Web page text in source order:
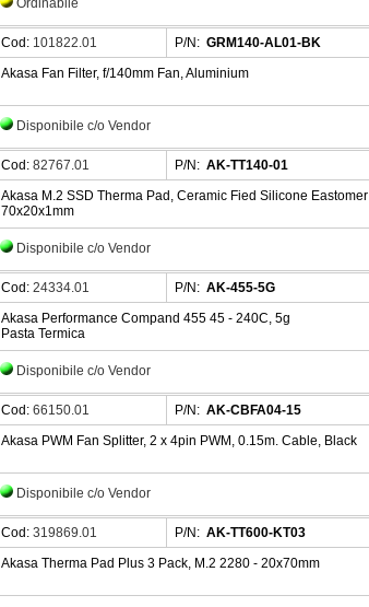
Ordinabile
Cod: 101822.01 P/N: GRM140-AL01-BK
Akasa Fan Filter, f/140mm Fan, Aluminium
Disponibile c/o Vendor
Cod:82767.01 P/N: AK-TT140-01
Akasa M.2 SSD Therma Pad, Ceramic Fied Silicone Eastomer
70x20x1mm
Disponibile c/o Vendor
Cod:24334.01 P/N: AK-455-5G
Akasa Performance Compand 455 45 - 240C, 5g
Pasta Termica
Disponibile c/o Vendor
Cod:66150.01 P/N: AK-CBFA04-15
Akasa PWM Fan Splitter, 2 x 4pin PWM, 0.15m. Cable, Black
Disponibile c/o Vendor
Cod:319869.01 P/N: AK-TT600-KT03
Akasa Therma Pad Plus 3 Pack, M.2 2280 - 20x70mm